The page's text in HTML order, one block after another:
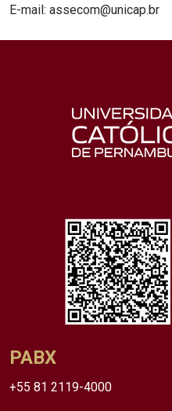
E-mail: assecom@unicap.br
PABX
+55 81 2119-4000